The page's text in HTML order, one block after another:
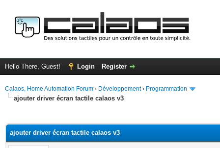
Hello There, Guest! Login Register
Calaos, Home Automation Forum › Développement› Programmation
ajouter driver écran tactile calaos v3
ajouter driver écran tactile calaos v3